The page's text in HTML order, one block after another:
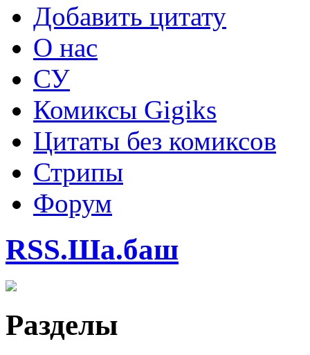
Добавить цитату
О нас
СУ
Комиксы Gigiks
Цитаты без комиксов
Стрипы
Форум
RSS.Ша.баш
Разделы